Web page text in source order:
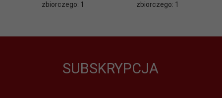
zbiorczego: 1
zbiorczego: 1
SUBSKRYPCJA